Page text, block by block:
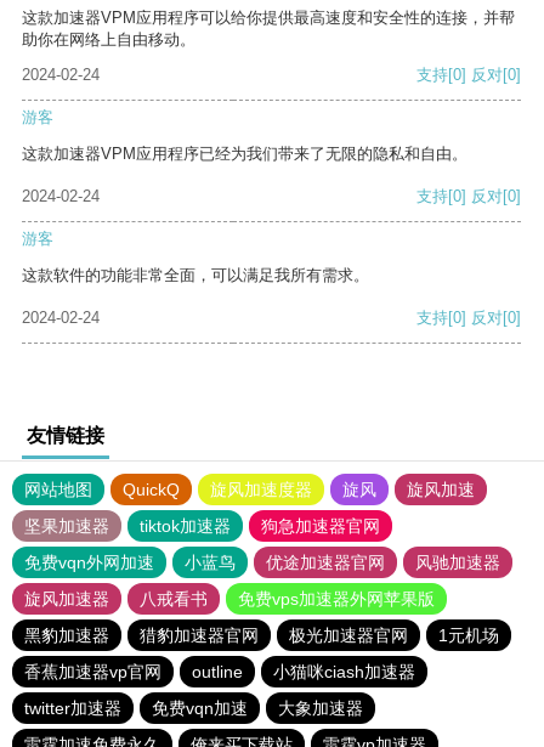
这款加速器VPM应用程序可以给你提供最高速度和安全性的连接，并帮
助你在网络上自由移动。
2024-02-24
支持[0] 反对[0]
游客
这款加速器VPM应用程序已经为我们带来了无限的隐私和自由。
2024-02-24 支持[0] 反对[0]
游客
这款软件的功能非常全面，可以满足我所有需求。
2024-02-24 支持[0] 反对[0]
友情链接
网站地图 QuickQ 旋风加速度器 旋风
旋风加速
坚果加速器
tiktok加速器
狗急加速器官网
免费vqn外网加速
小蓝鸟 优途加速器官网
风驰加速器
旋风加速器
八戒看书
免费vps加速器外网苹果版
黑豹加速器
猎豹加速器官网 极光加速器官网
1元机场
香蕉加速器vp官网
outline
小猫咪ciash加速器
twitter加速器
免费vqn加速
大象加速器